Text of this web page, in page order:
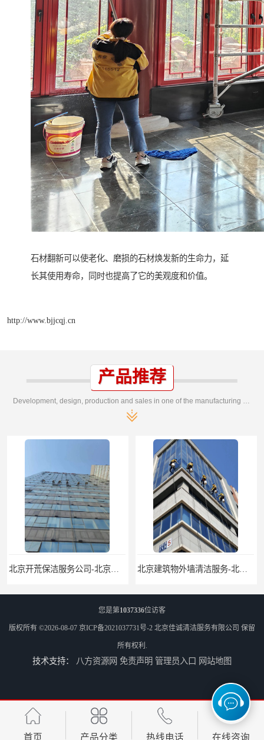
石材翻新可以使老化、磨损的石材焕发新的生命力，延
长其使用寿命，同时也提高了它的美观度和价值。
http://www.bjjcqj.cn
产品推荐
北京外墙清洗服务-北京开荒保洁亮化服务-北京物业清洁服务
您是第1037336位访客
版权所有 ©2026-08-07 京ICP备2021037731号-2 北京佳诚清洁服务有限公司 保留
所有权利.
技术支持： 八方资源网 免责声明 管理员入口 网站地图
首页 产品分类 热线电话 在线咨询